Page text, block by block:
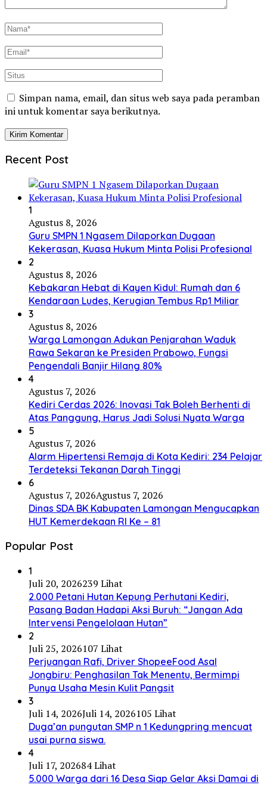
Simpan nama, email, dan situs web saya pada peramban
ini untuk komentar saya berikutnya.
Recent Post
1
Agustus 8, 2026
Guru SMPN 1 Ngasem Dilaporkan Dugaan
Kekerasan, Kuasa Hukum Minta Polisi Profesional
2
Agustus 8, 2026
Kebakaran Hebat di Kayen Kidul: Rumah dan 6
Kendaraan Ludes, Kerugian Tembus Rp1 Miliar
3
Agustus 8, 2026
Warga Lamongan Adukan Penjarahan Waduk
Rawa Sekaran ke Presiden Prabowo, Fungsi
Pengendali Banjir Hilang 80%
4
Agustus 7, 2026
Kediri Cerdas 2026: Inovasi Tak Boleh Berhenti di
Atas Panggung, Harus Jadi Solusi Nyata Warga
5
Agustus 7, 2026
Alarm Hipertensi Remaja di Kota Kediri: 234 Pelajar
Terdeteksi Tekanan Darah Tinggi
6
Agustus 7, 2026Agustus 7, 2026
Dinas SDA BK Kabupaten Lamongan Mengucapkan
HUT Kemerdekaan RI Ke – 81
Popular Post
1
Juli 20, 2026239 Lihat
2.000 Petani Hutan Kepung Perhutani Kediri,
Pasang Badan Hadapi Aksi Buruh: “Jangan Ada
Intervensi Pengelolaan Hutan”
2
Juli 25, 2026107 Lihat
Perjuangan Rafi, Driver ShopeeFood Asal
Jongbiru: Penghasilan Tak Menentu, Bermimpi
Punya Usaha Mesin Kulit Pangsit
3
Juli 14, 2026Juli 14, 2026105 Lihat
Duga’an pungutan SMP n 1 Kedungpring mencuat
usai purna siswa.
4
Juli 17, 202684 Lihat
5.000 Warga dari 16 Desa Siap Gelar Aksi Damai di